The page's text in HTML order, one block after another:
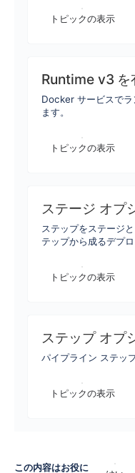
トピックの表示
Runtime v3 を
Docker サービスでラ
ます。
トピックの表示
ステージ オプ
ステップをステージ
テップから成るデプ
トピックの表示
ステップ オプ
パイプライン ステッ
トピックの表示
この内容はお役に